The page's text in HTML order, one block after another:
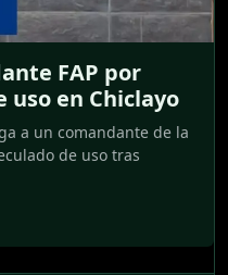
FAP por
uso en Chiclayo
a un comandante de la
de uso tras